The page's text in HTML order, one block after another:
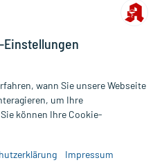
zzgl. Versandkosten
werden ausschließlich für
durch einen Arzt. Bitte
Einstellungen
wann Sie unsere Webseite
um Ihre
können Ihre Cookie-
Impressum